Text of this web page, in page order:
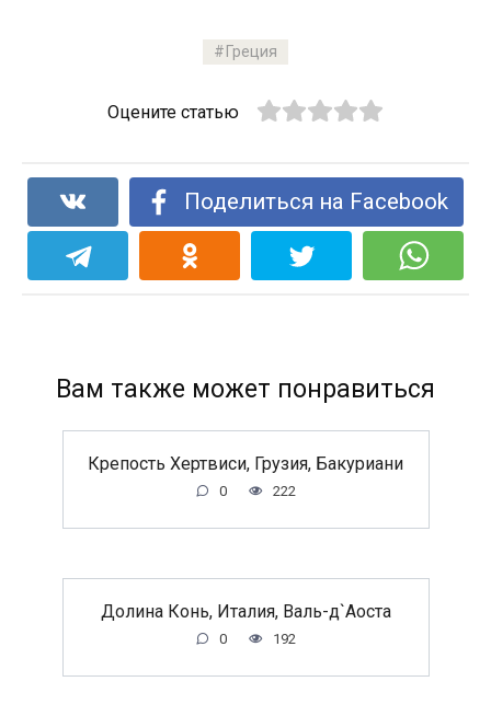
Греция
Оцените статью
Поделиться на Facebook
Вам также может понравиться
Крепость Хертвиси, Грузия, Бакуриани
0 222
Долина Конь, Италия, Валь-д`Аоста
0 192